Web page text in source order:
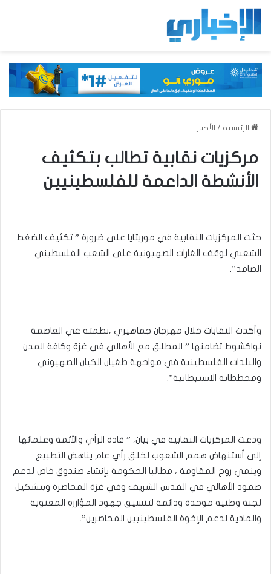
الرئيسية / الأخبار
مركزيات نقابية تطالب بتكثيف
الأنشطة الداعمة للفلسطينيين
حثت المركزيات النقابية في موريتايا على ضرورة ” تكثيف الضغط
الشعبي لوقف الغارات الصهيونية على الشعب الفلسطيني
الصامد”.
وأكدت النقابات خلال مهرجان جماهيري ،نظمته غي العاصمة
نواكشوط تضامنها ” المطلق مع الأهالي في غزة وكافة المدن
والبلدات الفلسطينية في مواجهة طغيان الكيان الصهيوني
ومخططاته الاستيطانية”.
ودعت المركزيات النقابية في بيان، ” قادة الرأي والأئمة وعلمائها
إلى أستنهاض همم الشعوب لخلق رأي عام يناهض التطبيع
وينمي روح المقاومة ، مطالبا الحكومة بإنشاء صندوق خاص لدعم
صمود الأهالي في القدس الشريف وفي غزة المحاصرة وبتشكيل
لجنة وطنية موحدة ودائمة لتنسيق جهود المؤازرة المعنوية
والمادية لدعم الإخوة الفلسطينيين المحاصرين”.